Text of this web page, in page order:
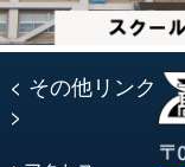
< その他リンク
>